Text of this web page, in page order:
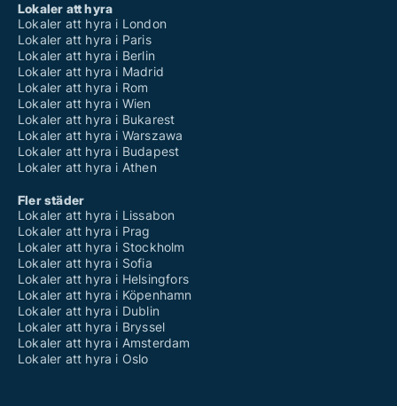
Lokaler att hyra
Lokaler att hyra i London
Lokaler att hyra i Paris
Lokaler att hyra i Berlin
Lokaler att hyra i Madrid
Lokaler att hyra i Rom
Lokaler att hyra i Wien
Lokaler att hyra i Bukarest
Lokaler att hyra i Warszawa
Lokaler att hyra i Budapest
Lokaler att hyra i Athen
Fler städer
Lokaler att hyra i Lissabon
Lokaler att hyra i Prag
Lokaler att hyra i Stockholm
Lokaler att hyra i Sofia
Lokaler att hyra i Helsingfors
Lokaler att hyra i Köpenhamn
Lokaler att hyra i Dublin
Lokaler att hyra i Bryssel
Lokaler att hyra i Amsterdam
Lokaler att hyra i Oslo